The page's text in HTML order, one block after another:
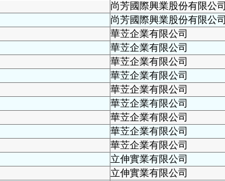
尚芳國際興業股份有限公司
尚芳國際興業股份有限公司
華苙企業有限公司
華苙企業有限公司
華苙企業有限公司
華苙企業有限公司
華苙企業有限公司
華苙企業有限公司
華苙企業有限公司
華苙企業有限公司
華苙企業有限公司
立伸實業有限公司
立伸實業有限公司